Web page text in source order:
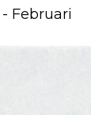
Februari